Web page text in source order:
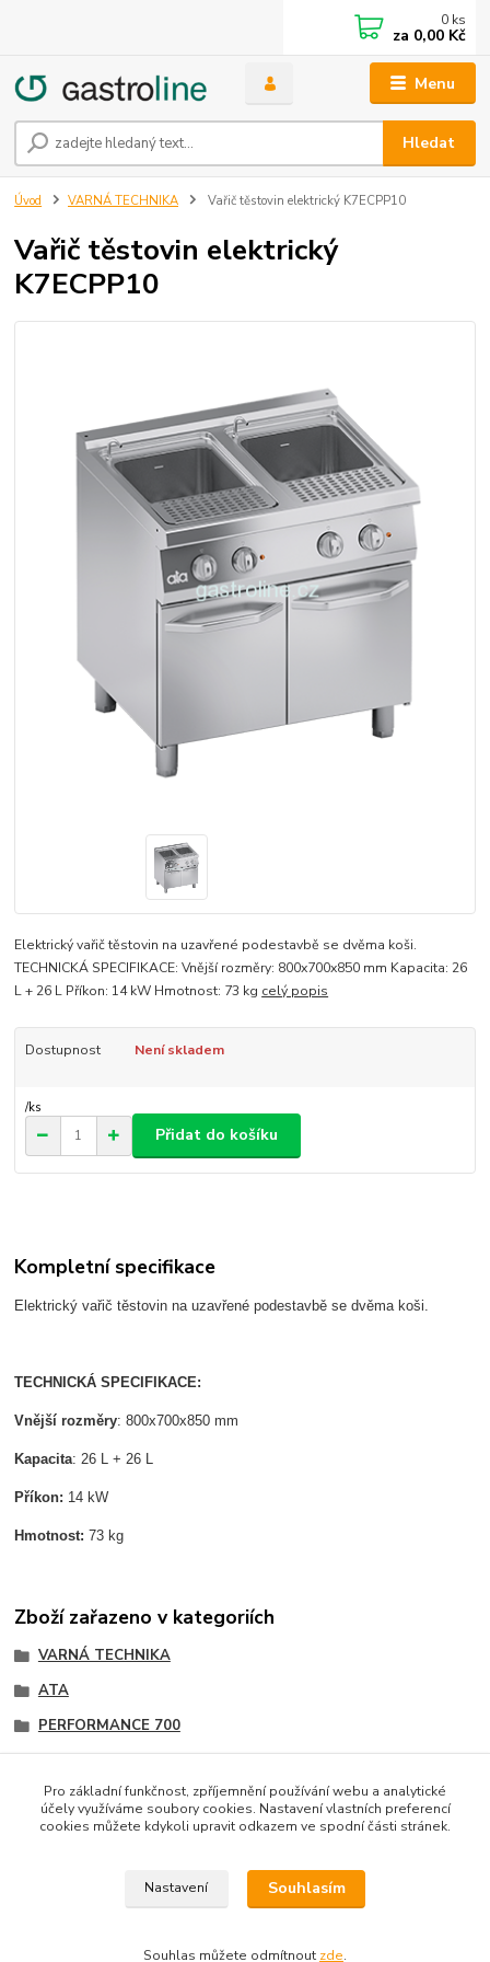
Menu
Hledat
0 ks
za 0,00 Kč
Úvod VARNÁ TECHNIKA Vařič těstovin elektrický K7ECPP10
Vařič těstovin elektrický
K7ECPP10
Elektrický vařič těstovin na uzavřené podestavbě se dvěma koši.
TECHNICKÁ SPECIFIKACE: Vnější rozměry: 800x700x850 mm Kapacita: 26
L + 26 L Příkon: 14 kW Hmotnost: 73 kg celý popis
Dostupnost Není skladem
/ks
Přidat do košíku
Kompletní specifikace
Elektrický vařič těstovin na uzavřené podestavbě se dvěma koši.
TECHNICKÁ SPECIFIKACE:
Vnější rozměry: 800x700x850 mm
Kapacita: 26 L + 26 L
Příkon: 14 kW
Hmotnost:73 kg
Zboží zařazeno v kategoriích
VARNÁ TECHNIKA
ATA
PERFORMANCE 700
Vařiče těstovin
vystavit kupujícímu účtenku. Zároveň je povinen zaevidovat
přijatou tržbu u správce daně online; v případě technického
Pro základní funkčnost, zpříjemnění používání webu a analytické
účely využíváme soubory cookies. Nastavení vlastních preferencí
cookies můžete kdykoli upravit odkazem ve spodní části stránek.
Nastavení Souhlasím
Souhlas můžete odmítnout zde.